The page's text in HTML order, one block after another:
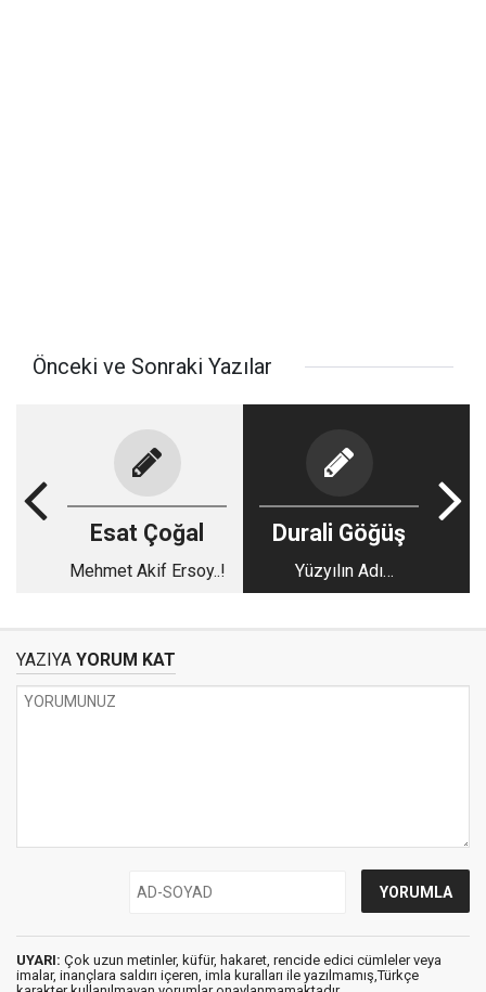
Önceki ve Sonraki Yazılar
Esat Çoğal
Mehmet Akif Ersoy..!
Durali Göğüş
Yüzyılın Adı
Kızılelma
YAZIYA YORUM KAT
UYARI: Çok uzun metinler, küfür, hakaret, rencide edici cümleler veya
imalar, inançlara saldırı içeren, imla kuralları ile yazılmamış,Türkçe